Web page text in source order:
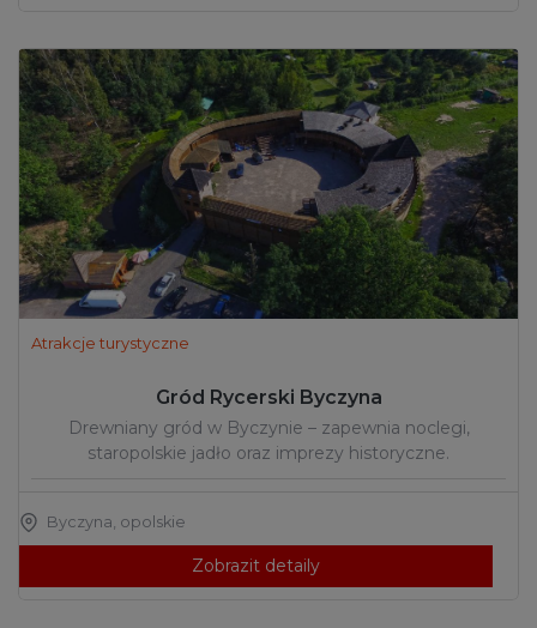
Atrakcje turystyczne
Gród Rycerski Byczyna
Drewniany gród w Byczynie – zapewnia noclegi,
staropolskie jadło oraz imprezy historyczne.
Byczyna, opolskie
Zobrazit detaily